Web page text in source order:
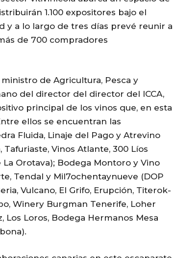
1.100 expositores bajo el
y a lo largo de tres días prevé reunir a
de 700 compradores
de Agricultura, Pesca y
del director del director del ICCA,
principal de los vinos que, en esta
ellos se encuentran las
Fluida, Linaje del Pago y Atrevino
Tafuriaste, Vinos Atlante, 300 Líos
La Orotava); Bodega Montoro y Vino
Tendal y Mil7ochentaynueve (DOP
Vulcano, El Grifo, Erupción, Titerok-
Winery Burgman Tenerife, Loher
Los Loros, Bodega Hermanos Mesa